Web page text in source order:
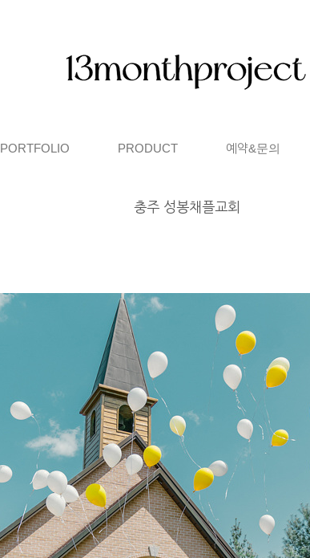
PORTFOLIO PRODUCT 예약&문의
충주 성봉채플교회